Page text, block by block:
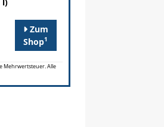
l)
Zum
Shop1
Mehrwertsteuer. Alle